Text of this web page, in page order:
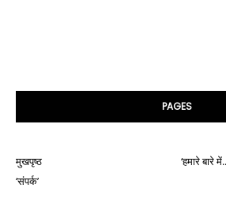
PAGES
मुखपृष्ठ
‘हमारे बारे
‘संपर्क’